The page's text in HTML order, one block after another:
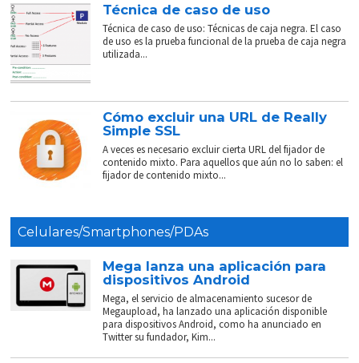
Técnica de caso de uso
Técnica de caso de uso: Técnicas de caja negra. El caso
de uso es la prueba funcional de la prueba de caja negra
utilizada...
Cómo excluir una URL de Really
Simple SSL
A veces es necesario excluir cierta URL del fijador de
contenido mixto. Para aquellos que aún no lo saben: el
fijador de contenido mixto...
Celulares/Smartphones/PDAs
Mega lanza una aplicación para
dispositivos Android
Mega, el servicio de almacenamiento sucesor de
Megaupload, ha lanzado una aplicación disponible
para dispositivos Android, como ha anunciado en
Twitter su fundador, Kim...